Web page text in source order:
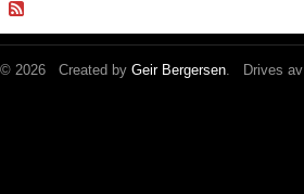
© 2026 Created by Geir Bergersen. Drives av